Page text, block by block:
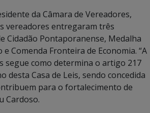
da Câmara de Vereadores,
vereadores entregaram três
Cidadão Pontaporanense, Medalha
Comenda Fronteira de Economia. “A
segue como determina o artigo 217
desta Casa de Leis, sendo concedida
para o fortalecimento de
Cardoso.